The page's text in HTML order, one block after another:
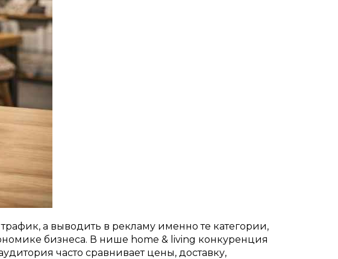
а выводить в рекламу именно те категории,
бизнеса. В нише home & living конкуренция
часто сравнивает цены, доставку,